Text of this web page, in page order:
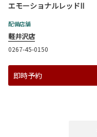
エモーショナルレッドII
配備店舗
軽井沢店
0267-45-0150
即時予約